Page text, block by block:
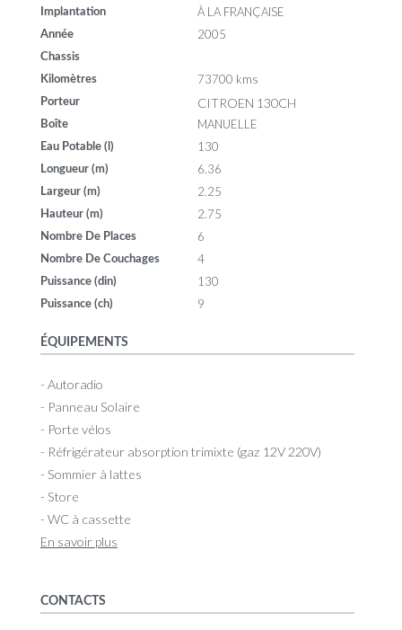
Implantation À LA FRANÇAISE
Année 2005
Chassis
Kilomètres
73700 kms
Porteur CITROEN 130CH
Boîte MANUELLE
Eau Potable (l) 130
Longueur (m) 6.36
Largeur (m) 2.25
Hauteur (m) 2.75
Nombre De Places 6
Nombre De Couchages 4
Puissance (din) 130
Puissance (ch) 9
ÉQUIPEMENTS
- Autoradio
- Panneau Solaire
- Porte vélos
- Réfrigérateur absorption trimixte (gaz 12V 220V)
- Sommier à lattes
- Store
- WC à cassette
En savoir plus
CONTACTS